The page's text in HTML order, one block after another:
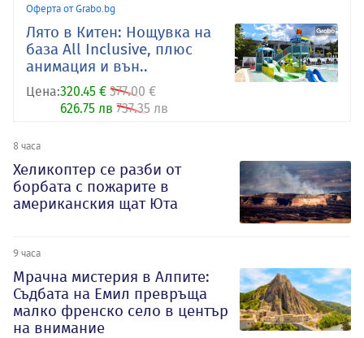
Оферта от Grabo.bg
Лято в Китен: Нощувка на
база All Inclusive, плюс
анимация и вън..
Цена:320.45 € 377.00 €
626.75 лв 737.35 лв
8 часа
Хеликоптер се разби от
борбата с пожарите в
американския щат Юта
9 часа
Мрачна мистерия в Алпите:
Съдбата на Емил превръща
малко френско село в център
на внимание